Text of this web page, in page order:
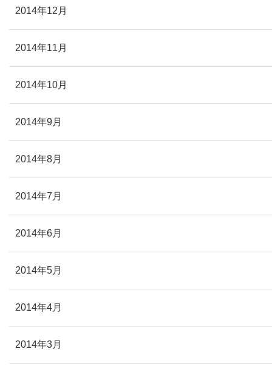
2014年12月
2014年11月
2014年10月
2014年9月
2014年8月
2014年7月
2014年6月
2014年5月
2014年4月
2014年3月